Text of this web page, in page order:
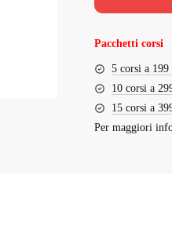
Pacchetti corsi
5 corsi a 199
10 corsi a
15 corsi a
Per maggiori